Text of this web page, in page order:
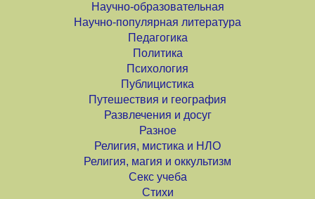
Научно-образовательная
Научно-популярная литература
Педагогика
Политика
Психология
Публицистика
Путешествия и география
Развлечения и досуг
Разное
Религия, мистика и НЛО
Религия, магия и оккультизм
Секс учеба
Стихи